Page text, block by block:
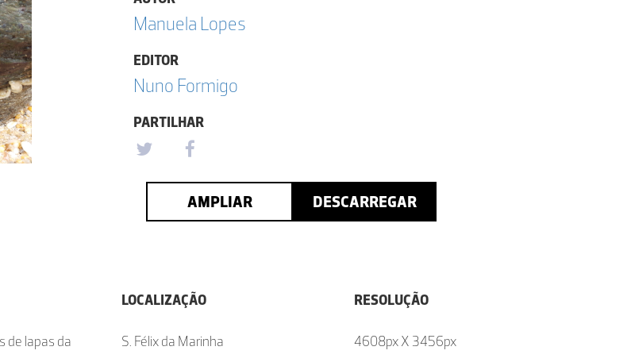
Manuela Lopes
EDITOR
Nuno Formigo
PARTILHAR
AMPLIAR DESCARREGAR
de lapas da
LOCALIZAÇÃO
S. Félix da Marinha
RESOLUÇÃO
4608px X 3456px